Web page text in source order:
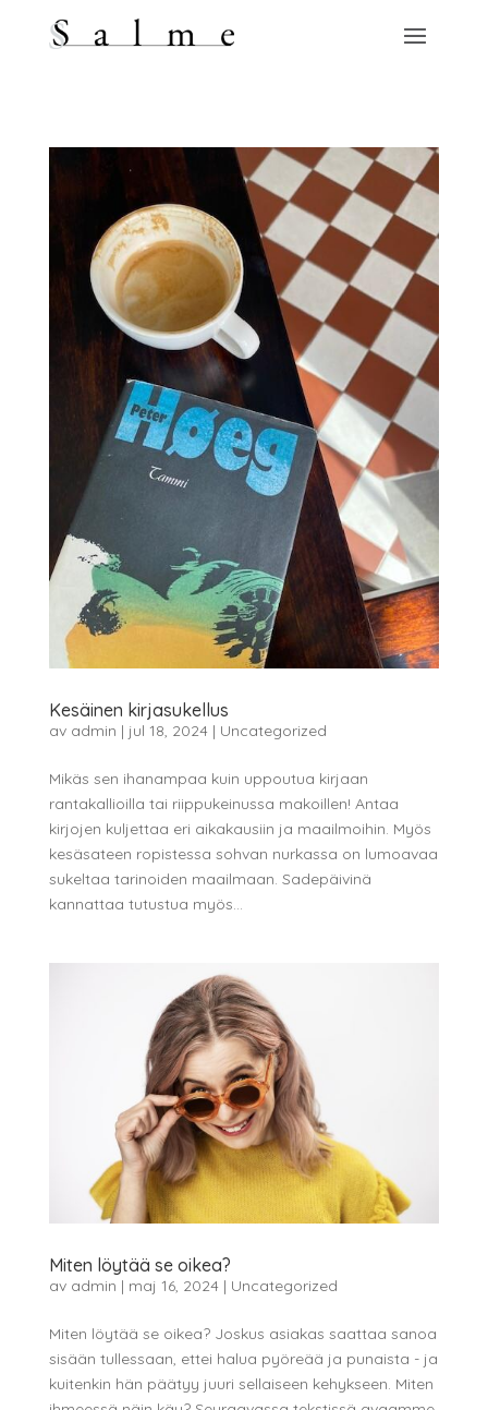
Kesäinen kirjasukellus
av admin | jul 18, 2024 | Uncategorized
Mikäs sen ihanampaa kuin uppoutua kirjaan
rantakallioilla tai riippukeinussa makoillen! Antaa
kirjojen kuljettaa eri aikakausiin ja maailmoihin. Myös
kesäsateen ropistessa sohvan nurkassa on lumoavaa
sukeltaa tarinoiden maailmaan. Sadepäivinä
kannattaa tutustua myös...
Miten löytää se oikea?
av admin | maj 16, 2024 | Uncategorized
Miten löytää se oikea? Joskus asiakas saattaa sanoa
sisään tullessaan, ettei halua pyöreää ja punaista ­- ja
kuitenkin hän päätyy juuri sellaiseen kehykseen. Miten